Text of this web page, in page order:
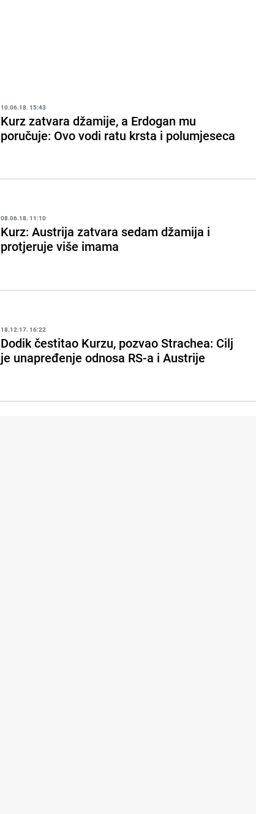
10.06.18. 15:43
Kurz zatvara džamije, a Erdogan mu
poručuje: Ovo vodi ratu krsta i polumjeseca
08.06.18. 11:10
Kurz: Austrija zatvara sedam džamija i
protjeruje više imama
18.12.17. 16:22
Dodik čestitao Kurzu, pozvao Strachea: Cilj
je unapređenje odnosa RS-a i Austrije